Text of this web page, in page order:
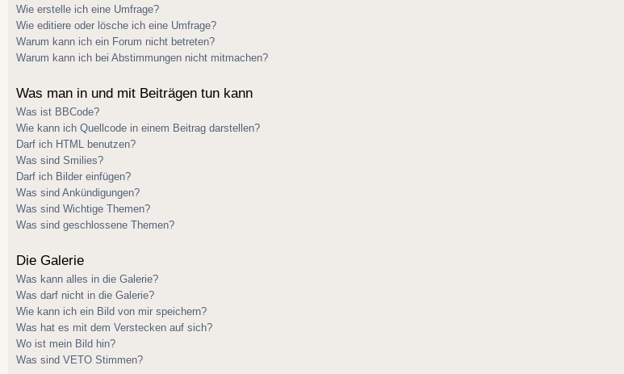
Wie erstelle ich eine Umfrage?
Wie editiere oder lösche ich eine Umfrage?
Warum kann ich ein Forum nicht betreten?
Warum kann ich bei Abstimmungen nicht mitmachen?
Was man in und mit Beiträgen tun kann
Was ist BBCode?
Wie kann ich Quellcode in einem Beitrag darstellen?
Darf ich HTML benutzen?
Was sind Smilies?
Darf ich Bilder einfügen?
Was sind Ankündigungen?
Was sind Wichtige Themen?
Was sind geschlossene Themen?
Die Galerie
Was kann alles in die Galerie?
Was darf nicht in die Galerie?
Wie kann ich ein Bild von mir speichern?
Was hat es mit dem Verstecken auf sich?
Wo ist mein Bild hin?
Was sind VETO Stimmen?